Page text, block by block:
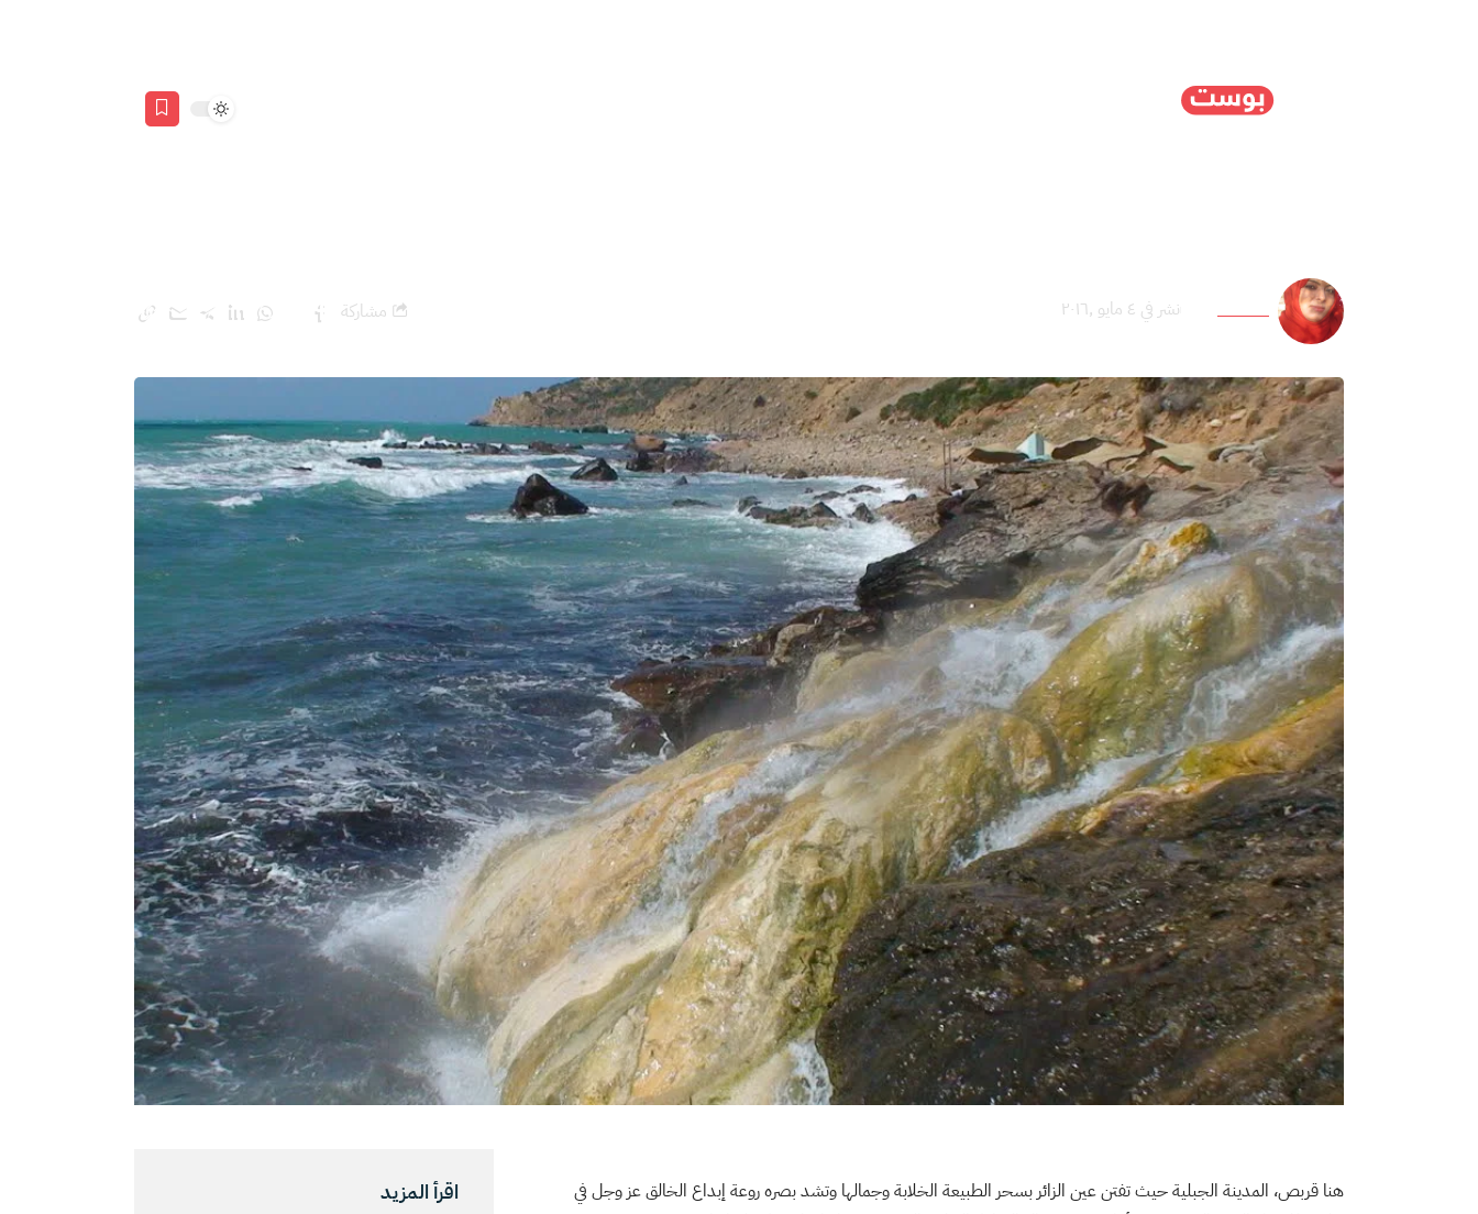
وفاء الحكيري نشر في ٤ مايو ,٢٠١٦ مشاركة
هنا قربص، المدينة الجبلية حيث تفتن عين الزائر بسحر الطبيعة الخلابة وجمالها وتشد بصره روعة إبداع الخالق عز وجل في
اقرأ المزيد